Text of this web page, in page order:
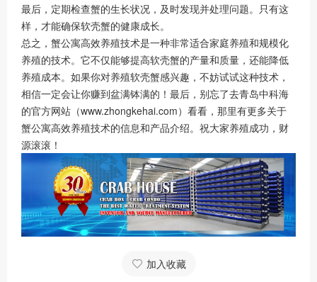
最后，定期检查蟹的生长状况，及时发现并处理问题。只有这
样，才能确保软壳蟹的健康成长。
总之，蟹公寓高效养殖技术是一种非常适合家庭养殖和规模化
养殖的技术。它不仅能够提高软壳蟹的产量和质量，还能降低
养殖成本。如果你对养殖软壳蟹感兴趣，不妨试试这种技术，
相信一定会让你赚到盆满钵满的！最后，别忘了去青岛中科海
的官方网站（www.zhongkehai.com）看看，那里有更多关于
蟹公寓高效养殖技术的信息和产品介绍。祝大家养殖成功，财
源滚滚！
加入收藏